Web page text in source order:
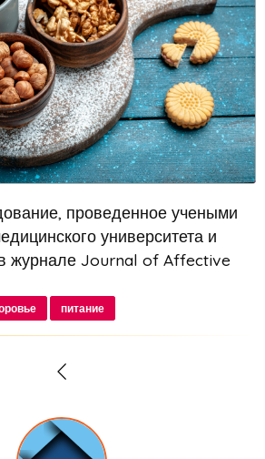
проведенное учеными
университета и
журнале Journal of Affective
на психологическое
В список таких про...
питание